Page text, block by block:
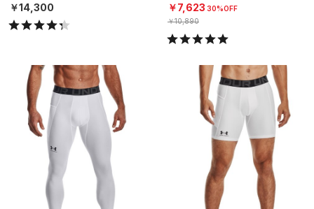
￥14,300 ￥7,623 30%OFF
￥10,890